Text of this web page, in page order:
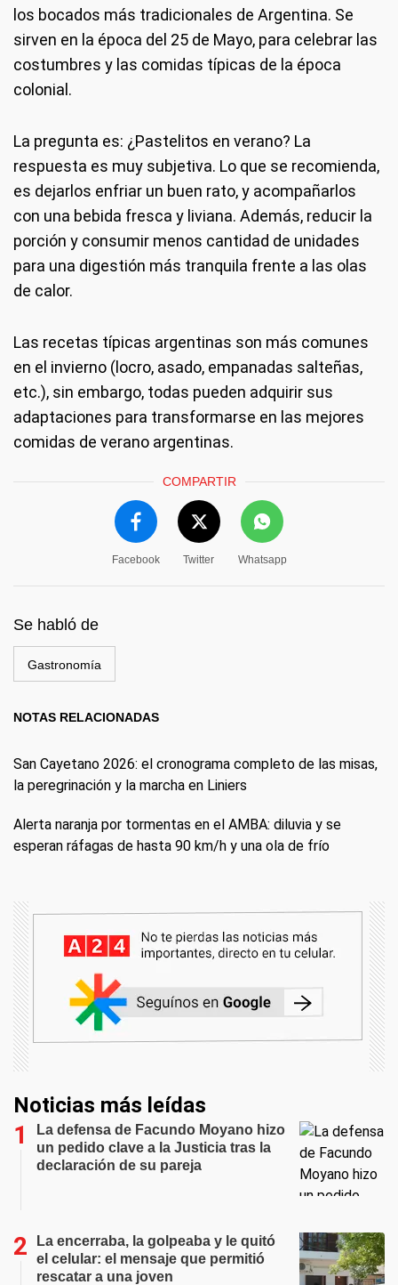
los bocados más tradicionales de Argentina. Se
sirven en la época del 25 de Mayo, para celebrar las
costumbres y las comidas típicas de la época
colonial.
La pregunta es: ¿Pastelitos en verano? La
respuesta es muy subjetiva. Lo que se recomienda,
es dejarlos enfriar un buen rato, y acompañarlos
con una bebida fresca y liviana. Además, reducir la
porción y consumir menos cantidad de unidades
para una digestión más tranquila frente a las olas
de calor.
Las recetas típicas argentinas son más comunes
en el invierno (locro, asado, empanadas salteñas,
etc.), sin embargo, todas pueden adquirir sus
adaptaciones para transformarse en las mejores
comidas de verano argentinas.
COMPARTIR
Facebook Twitter Whatsapp
Se habló de
Gastronomía
NOTAS RELACIONADAS
San Cayetano 2026: el cronograma completo de las misas,
la peregrinación y la marcha en Liniers
Alerta naranja por tormentas en el AMBA: diluvia y se
esperan ráfagas de hasta 90 km/h y una ola de frío
Noticias más leídas
La defensa de Facundo Moyano hizo
un pedido clave a la Justicia tras la
declaración de su pareja
La encerraba, la golpeaba y le quitó
el celular: el mensaje que permitió
rescatar a una joven